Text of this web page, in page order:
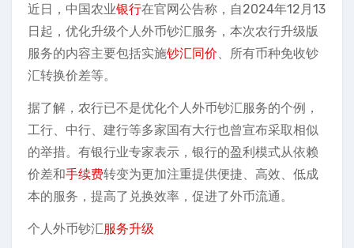
近日，中国农业银行在官网公告称，自2024年12月13
日起，优化升级个人外币钞汇服务，本次农行升级版
服务的内容主要包括实施钞汇同价、所有币种免收钞
汇转换价差等。
据了解，农行已不是优化个人外币钞汇服务的个例，
工行、中行、建行等多家国有大行也曾宣布采取相似
的举措。有银行业专家表示，银行的盈利模式从依赖
价差和手续费转变为更加注重提供便捷、高效、低成
本的服务，提高了兑换效率，促进了外币流通。
个人外币钞汇服务升级